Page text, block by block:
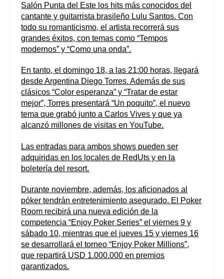
Salón Punta del Este los hits más conocidos del
cantante y guitarrista brasileño Lulu Santos. Con
todo su romanticismo, el artista recorrerá sus
grandes éxitos, con temas como “Tempos
modernos” y “Como una onda”.
En tanto, el domingo 18, a las 21:00 horas, llegará
desde Argentina Diego Torres. Además de sus
clásicos “Color esperanza” y “Tratar de estar
mejor”, Torres presentará “Un poquito”, el nuevo
tema que grabó junto a Carlos Vives y que ya
alcanzó millones de visitas en YouTube.
Las entradas para ambos shows pueden ser
adquiridas en los locales de RedUts y en la
boletería del resort.
Durante noviembre, además, los aficionados al
póker tendrán entretenimiento asegurado. El Poker
Room recibirá una nueva edición de la
competencia “Enjoy Poker Series” el viernes 9 y
sábado 10, mientras que el jueves 15 y viernes 16
se desarrollará el torneo “Enjoy Poker Millions”,
que repartirá USD 1.000.000 en premios
garantizados.